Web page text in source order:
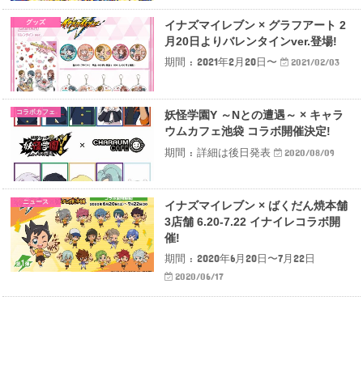
グッズ
イナズマイレブン × グラフアート 2
月20日よりバレンタインver.登場!
期間 : 2021年2月20日〜
2021/02/03
コラボカフェ
妖怪学園Y ～Nとの遭遇～ × キャラ
ウムカフェ池袋 コラボ開催決定!
期間 : 詳細は後日発表
2020/08/09
ニュース
イナズマイレブン × ばくだん焼本舗
3店舗 6.20-7.22 イナイレコラボ開
催!
期間 : 2020年6月20日〜7月22日
2020/06/17